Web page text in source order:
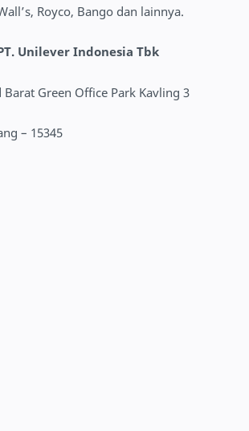
Royco, Bango dan lainnya.
Unilever Indonesia Tbk
Barat Green Office Park Kavling 3
– 15345